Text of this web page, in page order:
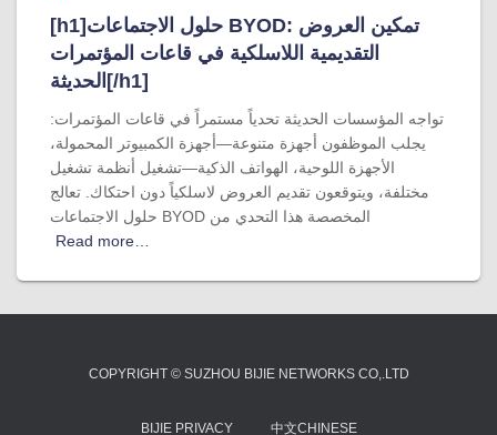
[h1]حلول الاجتماعات BYOD: تمكين العروض
التقديمية اللاسلكية في قاعات المؤتمرات
الحديثة[/h1]
تواجه المؤسسات الحديثة تحدياً مستمراً في قاعات المؤتمرات:
يجلب الموظفون أجهزة متنوعة—أجهزة الكمبيوتر المحمولة،
الأجهزة اللوحية، الهواتف الذكية—تشغيل أنظمة تشغيل
مختلفة، ويتوقعون تقديم العروض لاسلكياً دون احتكاك. تعالج
حلول الاجتماعات BYOD المخصصة هذا التحدي من
Read more…
COPYRIGHT © SUZHOU BIJIE NETWORKS CO,.LTD
BIJIE PRIVACY 中文CHINESE